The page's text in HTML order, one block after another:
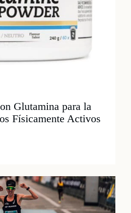
Glutamina para la
Físicamente Activos